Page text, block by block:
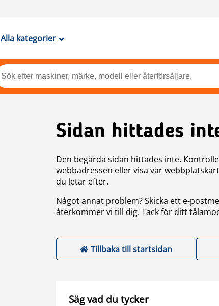
Alla kategorier
Sidan hittades
Den begärda sidan hittades inte.
webbadressen eller visa vår
du letar efter.
Något annat problem? Skicka ett e-
återkommer vi till dig. Tack för ditt
Tillbaka till startsidan
Säg vad du tycker